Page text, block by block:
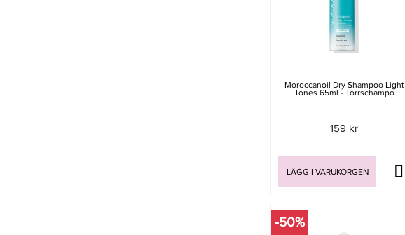
Moroccanoil Dry Shampoo Light
Tones 65ml - Torrschampo
159 kr
LÄGG I VARUKORGEN
-50%